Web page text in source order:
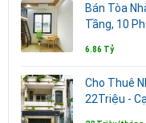
Bán Tòa
Tầng, 10
6.86 Tỷ
Cho Thuê
22Triệu -